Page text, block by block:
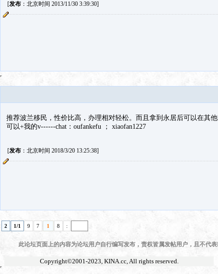
[发布：北京时间 2013/11/30 3:39:30]
推荐波兰移民，性价比高，办理相对轻松。而且拿到永居后可以在其
可以+我的v------chat：oufankefu ； xiaofan1227
[发布：北京时间 2018/3/20 13:25:38]
2 1/1 9 7 1 8 :
此论坛页面上的内容为论坛用户自行编写发布，责权皆属发帖用户，且不代
Copyright©2001-2023, KINA.cc, All rights reserved.